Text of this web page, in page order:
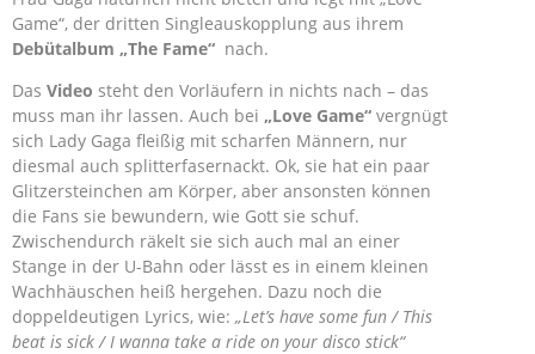
Game“, der dritten Singleauskopplung aus ihrem
Debütalbum „The Fame“ nach.
Das Video steht den Vorläufern in nichts nach – das
muss man ihr lassen. Auch bei „Love Game“ vergnügt
sich Lady Gaga fleißig mit scharfen Männern, nur
diesmal auch splitterfasernackt. Ok, sie hat ein paar
Glitzersteinchen am Körper, aber ansonsten können
die Fans sie bewundern, wie Gott sie schuf.
Zwischendurch räkelt sie sich auch mal an einer
Stange in der U-Bahn oder lässt es in einem kleinen
Wachhäuschen heiß hergehen. Dazu noch die
doppeldeutigen Lyrics, wie: „Let’s have some fun / This
beat is sick / I wanna take a ride on your disco stick“